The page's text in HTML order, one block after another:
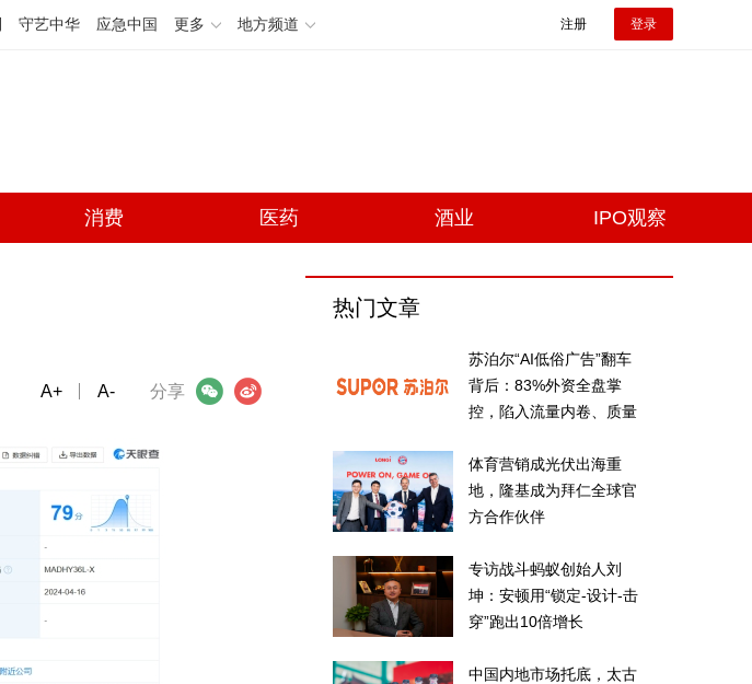
守艺中华 应急中国 更多 地方频道 注册 登录
消费 医药 酒业 IPO观察
分享
微信 微博
A+ A-
热门文章
苏泊尔“AI低俗广告”翻车
背后：83%外资全盘掌
控，陷入流量内卷、质量
体育营销成光伏出海重
地，隆基成为拜仁全球官
方合作伙伴
专访战斗蚂蚁创始人刘
坤：安顿用“锁定-设计-击
穿”跑出10倍增长
中国内地市场托底，太古